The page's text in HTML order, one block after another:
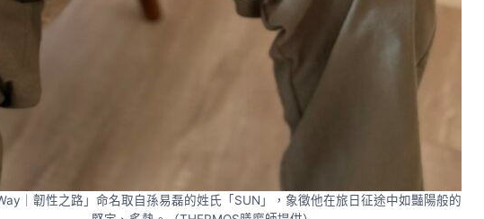
Way｜韌性之路」命名取自孫易磊的姓氏「SUN」，象徵他在旅日征途中如豔陽般的